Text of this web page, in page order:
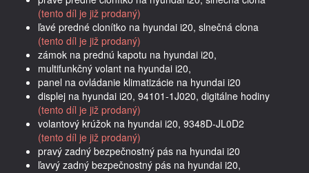
(tento díl je již prodaný)
ľavé predné clonítko na hyundai i20, slnečná clona
(tento díl je již prodaný)
zámok na prednú kapotu na hyundai i20,
multifunkčný volant na hyundai i20,
panel na ovládanie klimatizácie na hyundai i20
displej na hyundai i20, 94101-1J020, digitálne hodiny
(tento díl je již prodaný)
volantový krúžok na hyundai i20, 9348D-JL0D2
(tento díl je již prodaný)
pravý zadný bezpečnostný pás na hyundai i20
ľavvý zadný bezpečnostný pás na hyundai i20,